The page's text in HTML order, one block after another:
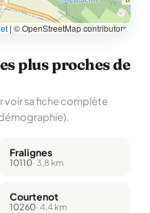
| © OpenStreetMap contributors
plus proches de
voir sa fiche complète
Fralignes
10110· 3,8 km
Courtenot
10260· 4,4 km